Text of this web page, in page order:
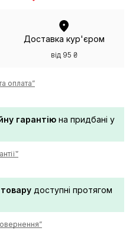
Доставка кур'єром
від 95 ₴
оплата”
гарантію на придбані у
доступні протягом